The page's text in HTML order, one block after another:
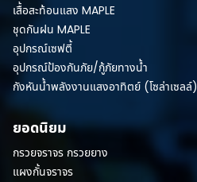
เสื้อสะท้อนแสง MAPLE
ชุดกันฝน MAPLE
อุปกรณ์เซฟตี้
อุปกรณ์ป้องกันภัย/กู้ภัยทางน้ำ
กังหันน้ำพลังงานแสงอาทิตย์ (โซล่าเซลล์)
ยอดนิยม
กรวยจราจร กรวยยาง
แผงกั้นจราจร